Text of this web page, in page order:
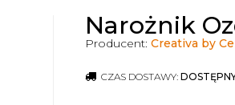
Narożnik
Producent: Creativa by
CZAS DOSTAWY: